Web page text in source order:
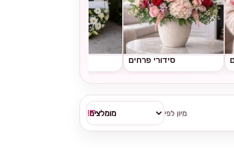
סידורי פרחים
מיון לפי